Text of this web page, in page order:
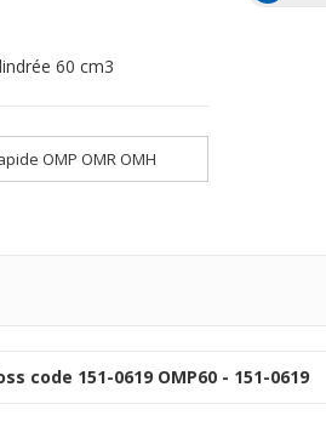
60 cm3
OMP OMR OMH
code 151-0619 OMP60 - 151-0619